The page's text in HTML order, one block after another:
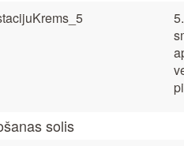
solis